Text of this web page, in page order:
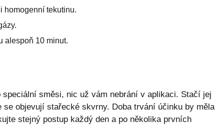
homogenní tekutinu.
alespoň 10 minut.
směsi, nic už vám nebrání v aplikaci. Stačí jej
objevují stařecké skvrny. Doba trvání účinku by měla
stejný postup každý den a po několika prvních